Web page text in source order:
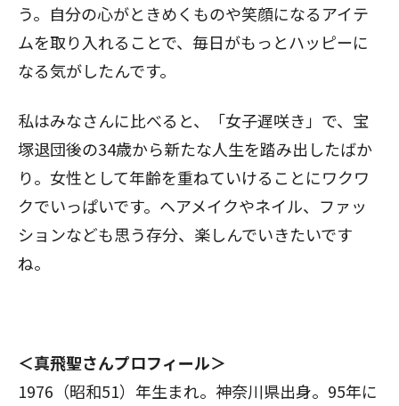
う。自分の心がときめくものや笑顔になるアイテ
ムを取り入れることで、毎日がもっとハッピーに
なる気がしたんです。
私はみなさんに比べると、「女子遅咲き」で、宝
塚退団後の34歳から新たな人生を踏み出したばか
り。女性として年齢を重ねていけることにワクワ
クでいっぱいです。ヘアメイクやネイル、ファッ
ションなども思う存分、楽しんでいきたいです
ね。
＜真飛聖さんプロフィール＞
1976（昭和51）年生まれ。神奈川県出身。95年に